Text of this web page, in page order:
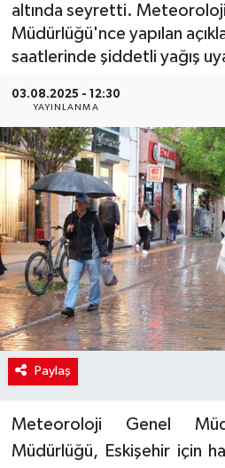
altında seyretti. Meteoroloji
Müdürlüğü'nce yapılan
saatlerinde şiddetli yağış
03.08.2025 - 12:30
YAYINLANMA
Paylaş
Meteoroloji Genel
Müdürlüğü, Eskişehir için
Haber Arşivi